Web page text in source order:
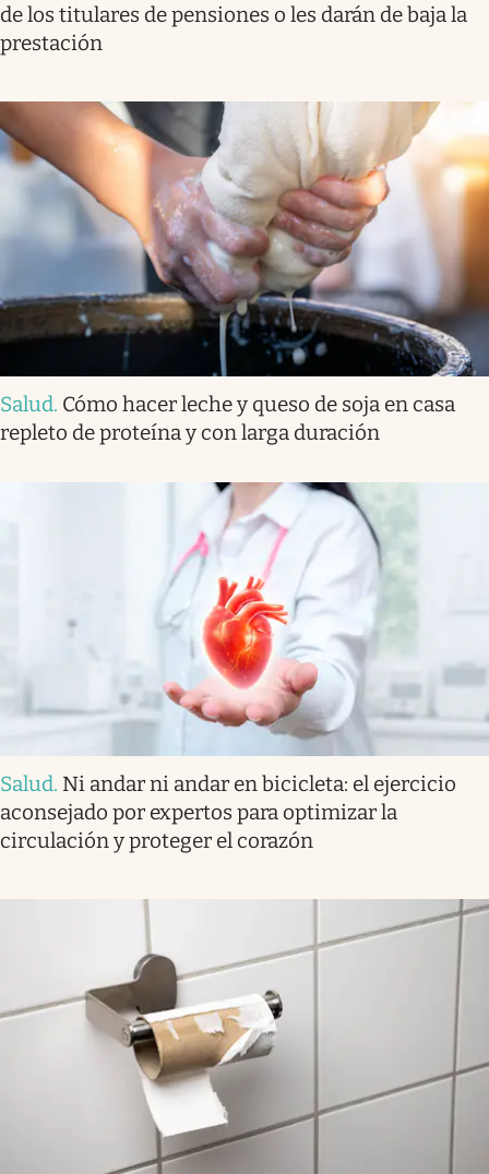
de los titulares de pensiones o les darán de baja la
prestación
Salud. Cómo hacer leche y queso de soja en casa
repleto de proteína y con larga duración
Salud. Ni andar ni andar en bicicleta: el ejercicio
aconsejado por expertos para optimizar la
circulación y proteger el corazón